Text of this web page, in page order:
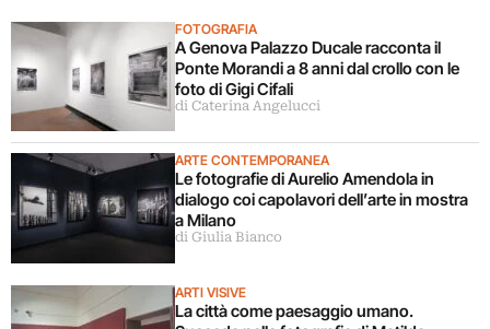
FOTOGRAFIA
A Genova Palazzo Ducale racconta il
Ponte Morandi a 8 anni dal crollo con le
foto di Gigi Cifali
di Caterina Angelucci
ARTE CONTEMPORANEA
Le fotografie di Aurelio Amendola in
dialogo coi capolavori dell’arte in mostra
a Milano
di Giulia Bianco
ARTI VISIVE
La città come paesaggio umano.